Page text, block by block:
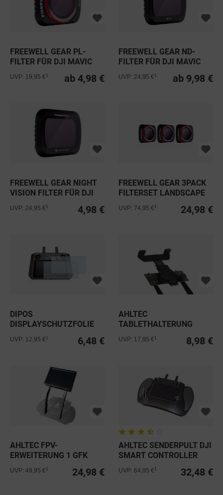
FREEWELL GEAR PL-
FILTER FÜR DJI MAVIC
ab 4,98 €
UVP: 19,95 €
FREEWELL GEAR ND-
FILTER FÜR DJI MAVIC
ab 9,98 €
UVP: 24,95 €
FREEWELL GEAR NIGHT
VISION FILTER FÜR DJI
4,98 €
UVP: 24,95 €
FREEWELL GEAR 3PACK
FILTERSET LANDSCAPE
24,98 €
UVP: 74,95 €
DIPOS
DISPLAYSCHUTZFOLIE
FÜR DJI SMART...
6,48 €
UVP: 12,95 €
AHLTEC
TABLETHALTERUNG
ZUSATZTEIL FÜR...
8,98 €
UVP: 17,95 €
AHLTEC FPV-
ERWEITERUNG 1 GFK
24,98 €
UVP: 49,95 €
AHLTEC SENDERPULT DJI
SMART CONTROLLER
32,48 €
UVP: 64,95 €